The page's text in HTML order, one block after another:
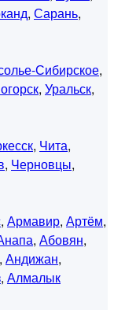
, Сарань,
Сибирское,
, Уральск,
, Чита,
, Черновцы,
, Армавир, Артём,
, Абовян,
, Андижан,
, Алмалык